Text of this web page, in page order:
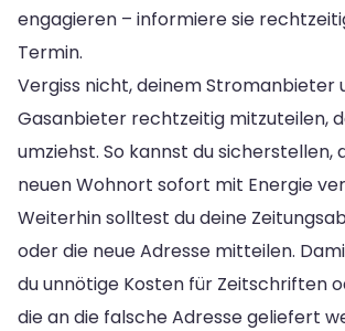
engagieren – informiere sie
Termin.
Vergiss nicht, deinem Stromanbieter
Gasanbieter rechtzeitig mitzuteilen,
umziehst. So kannst du sicherstellen,
neuen Wohnort sofort mit Energie
Weiterhin solltest du deine
oder die neue Adresse mitteilen.
du unnötige Kosten für Zeitschriften
die an die falsche Adresse geliefert